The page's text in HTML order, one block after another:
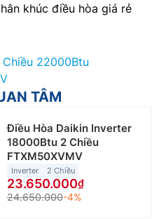
khúc điều hòa giá rẻ
22000Btu
TÂM
Điều Hòa Daikin Inverter
18000Btu 2 Chiều
FTXM50XVMV
Inverter 2 Chiều
23.650.000
24.650.000-4%